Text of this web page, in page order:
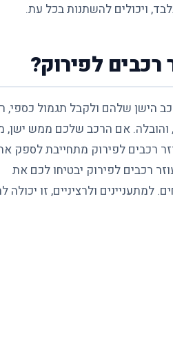
לפירוק?
הישן שלהם ולקבל תגמול כספי,
רכבים לפירוק, גרר, והובלה. אם הרכב שלכם ממש
הזמן למכור אותו, לקבל החזר כספי עבורו, ולרכוש רכב חדש או יד 2. עוזר רכבים לפירוק מתחייבת
רכבים לפירוק יבטיחו לכם את
ולרציניים, זו יכולה